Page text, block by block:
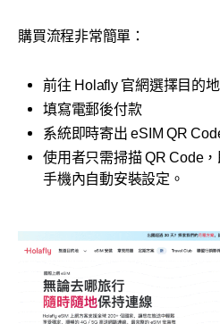
購買流程非常簡單：
前往 Holafly 官網選擇目的
填寫電郵後付款
系統即時寄出 eSIM QR
使用者只需掃描 QR Code
手機內自動安裝設定。